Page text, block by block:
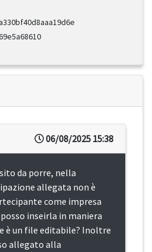
06/08/2025 15:38
da porre, nella
allegata non è
come impresa
inseirla in maniera
è un file editabile? Inoltre
allegato alla